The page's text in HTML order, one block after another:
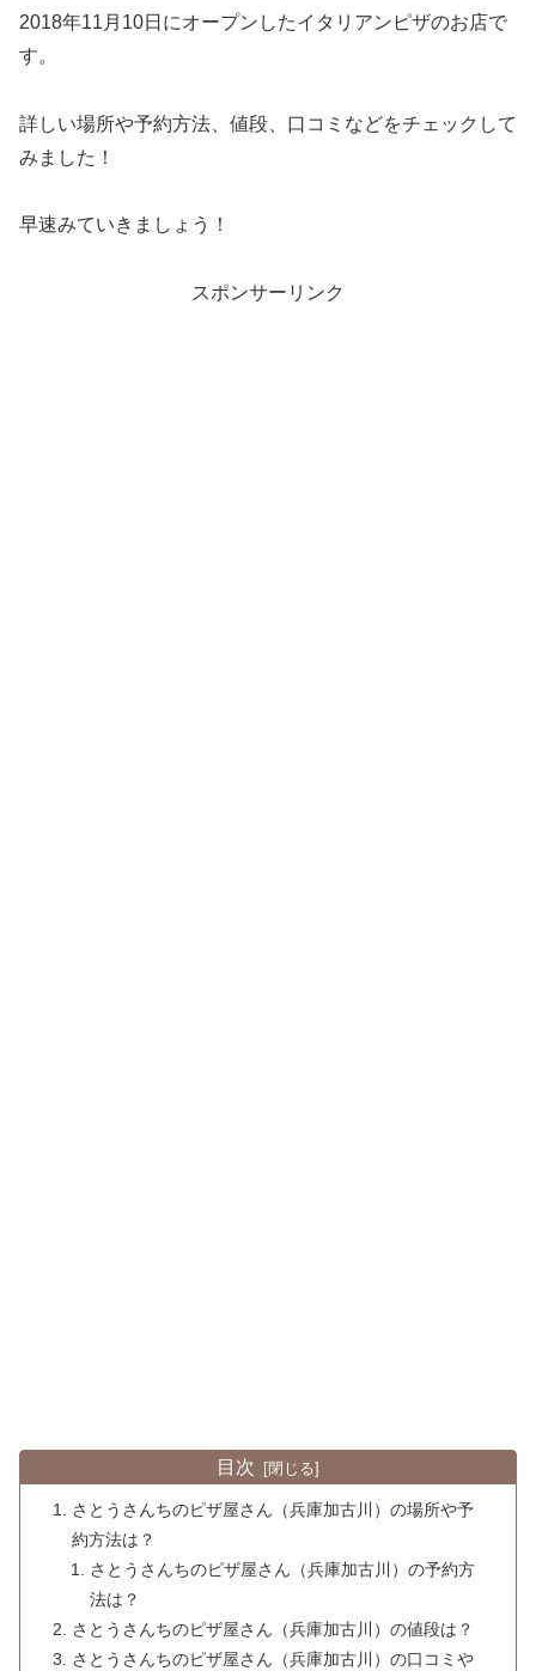
2018年11月10日にオープンしたイタリアンピザのお店で
す。
詳しい場所や予約方法、値段、口コミなどをチェックして
みました！
早速みていきましょう！
スポンサーリンク
目次
さとうさんちのピザ屋さん（兵庫加古川）の場所や予
約方法は？
さとうさんちのピザ屋さん（兵庫加古川）の予約方
法は？
さとうさんちのピザ屋さん（兵庫加古川）の値段は？
さとうさんちのピザ屋さん（兵庫加古川）の口コミや